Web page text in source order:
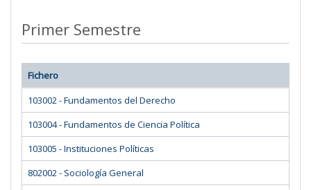
Primer Semestre
Fichero
103002 - Fundamentos del Derecho
103004 - Fundamentos de Ciencia Política
103005 - Instituciones Políticas
802002 - Sociología General